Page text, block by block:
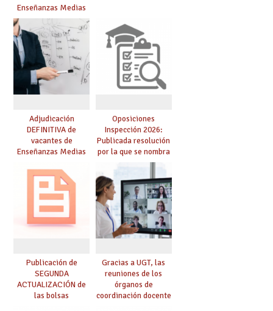
Enseñanzas Medias
para el curso 26/27
Adjudicación
DEFINITIVA de
vacantes de
Enseñanzas Medias
Oposiciones
Inspección 2026:
Publicada resolución
por la que se nombra
funcionarios/as en
prácticas, se regulan
dichas prácticas y se
convoca acto público
de adjudicación
Publicación de
SEGUNDA
ACTUALIZACIÓN de
las bolsas
Gracias a UGT, las
reuniones de los
órganos de
coordinación docente